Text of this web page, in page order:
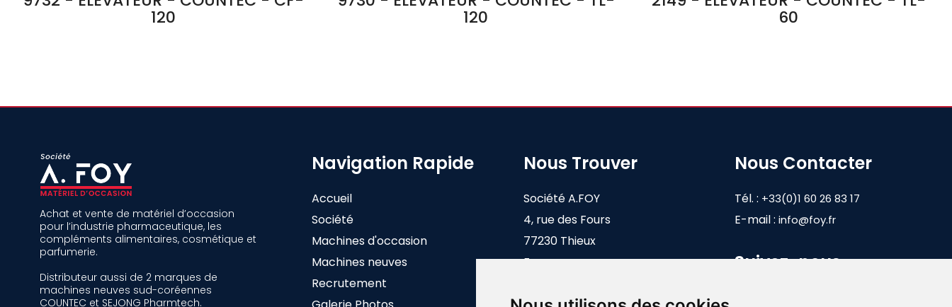
120 120 60
Achat et vente de matériel d’occasion
pour l’industrie pharmaceutique, les
compléments alimentaires, cosmétique et
parfumerie.
Distributeur aussi de 2 marques de
machines neuves sud-coréennes
COUNTEC et SEJONG Pharmtech.
Navigation Rapide
Accueil
Société
Machines d'occasion
Machines neuves
Recrutement
Nous Trouver
Société A.FOY
4, rue des Fours
77230 Thieux
France
Nous Contacter
Tél. : +33(0)1 60 26 83 17
E-mail :info@foy.fr
Suivez-nous